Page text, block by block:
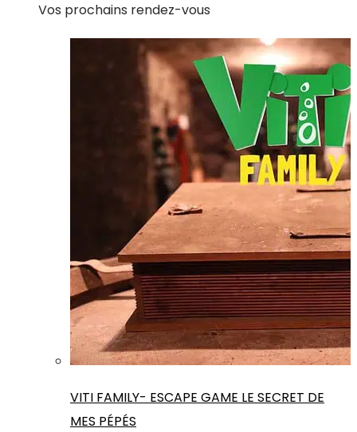
Vos prochains rendez-vous
VITI FAMILY- ESCAPE GAME LE SECRET DE
MES PÉPÉS